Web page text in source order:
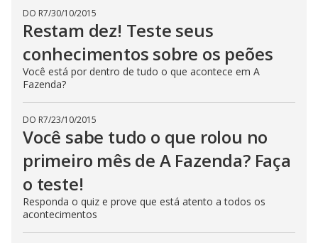
DO R7/30/10/2015
Restam dez! Teste seus
conhecimentos sobre os peões
Você está por dentro de tudo o que acontece em A
Fazenda?
DO R7/23/10/2015
Você sabe tudo o que rolou no
primeiro mês de A Fazenda? Faça
o teste!
Responda o quiz e prove que está atento a todos os
acontecimentos